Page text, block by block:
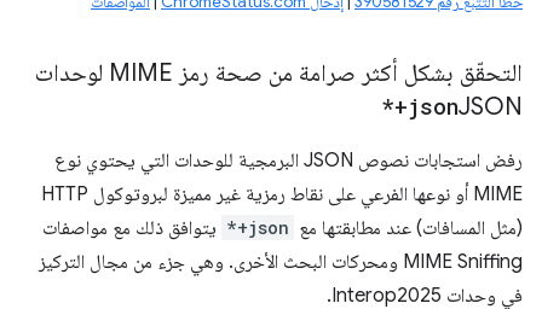
التحقّق بشكل أكثر صرامة من صحة رمز MIME لوحدات
JSON
*+json
رفض استجابات نصوص JSON البرمجية للوحدات التي يحتوي نوع
MIME أو نوعها الفرعي على نقاط رمزية غير مميزة لبروتوكول HTTP
(مثل المسافات) عند مطابقتها مع *+json يتوافق ذلك مع مواصفات
MIME Sniffing ومحركات البحث الأخرى. وهي جزء من مجال التركيز
في وحدات Interop2025.